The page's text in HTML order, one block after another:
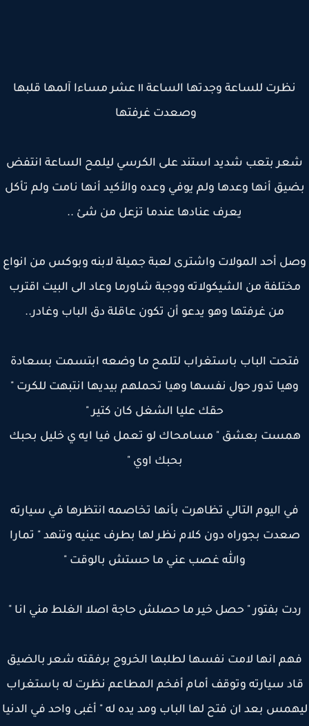
نظرت للساعة وجدتها الساعة ١١ عشر مساءا آلمها قلبها
وصعدت غرفتها
بتعب شديد استند على الكرسي ليلمح الساعة انتفض
أنها وعدها ولم يوفي وعده والأكيد أنها نامت ولم تأكل
يعرف عنادها عندما تزعل من شئ ..
أحد المولات واشترى لعبة جميلة لابنه وبوكس من انواع
من الشيكولاته ووجبة شاورما وعاد الى البيت اقترب
من غرفتها وهو يدعو أن تكون عاقلة دق الباب وغادر..
الباب باستغراب لتلمح ما وضعه ابتسمت بسعادة
تدور حول نفسها وهيا تحملهم بيديها انتبهت للكرت "
حقك عليا الشغل كان كتير "
بعشق " مسامحاك لو تعمل فيا ايه ي خليل بحبك
بحبك اوي "
اليوم التالي تظاهرت بأنها تخاصمه انتظرها في سيارته
بجوراه دون كلام نظر لها بطرف عينيه وتنهد " تمارا
والله غصب عني ما حستش بالوقت "
بفتور " حصل خير ما حصلش حاجة اصلا الغلط مني انا "
انها لامت نفسها لطلبها الخروج برفقته شعر بالضيق
سيارته وتوقف أمام أفخم المطاعم نظرت له باستغراب
بعد ان فتح لها الباب ومد يده له " أغبى واحد في الدنيا